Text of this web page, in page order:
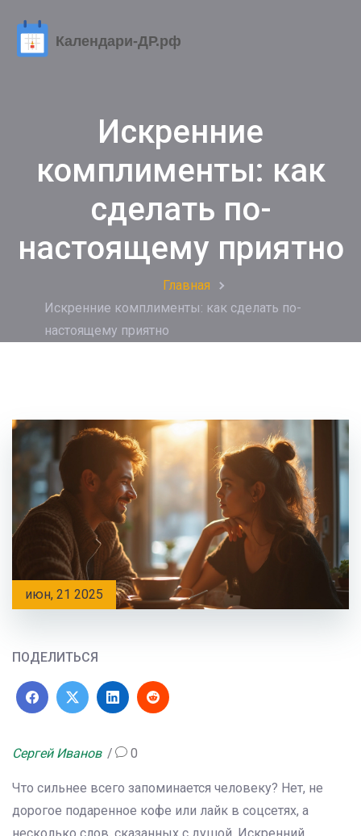
Искренние
комплименты: как
сделать по-
настоящему приятно
Главная
Искренние комплименты: как сделать по-
настоящему приятно
июн, 21 2025
ПОДЕЛИТЬСЯ
Сергей Иванов 0
Что сильнее всего запоминается человеку? Нет, не
дорогое подаренное кофе или лайк в соцсетях, а